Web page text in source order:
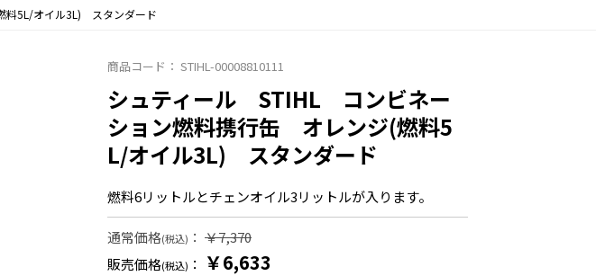
5L/オイル3L) スタンダード
商品コード： STIHL-00008810111
シュティール STIHL コンビネー
ション燃料携行缶 オレンジ(燃料5
L/オイル3L) スタンダード
燃料6リットルとチェンオイル3リットルが入ります。
通常価格(税込) ： ￥7,370
販売価格(税込) ： ￥6,633